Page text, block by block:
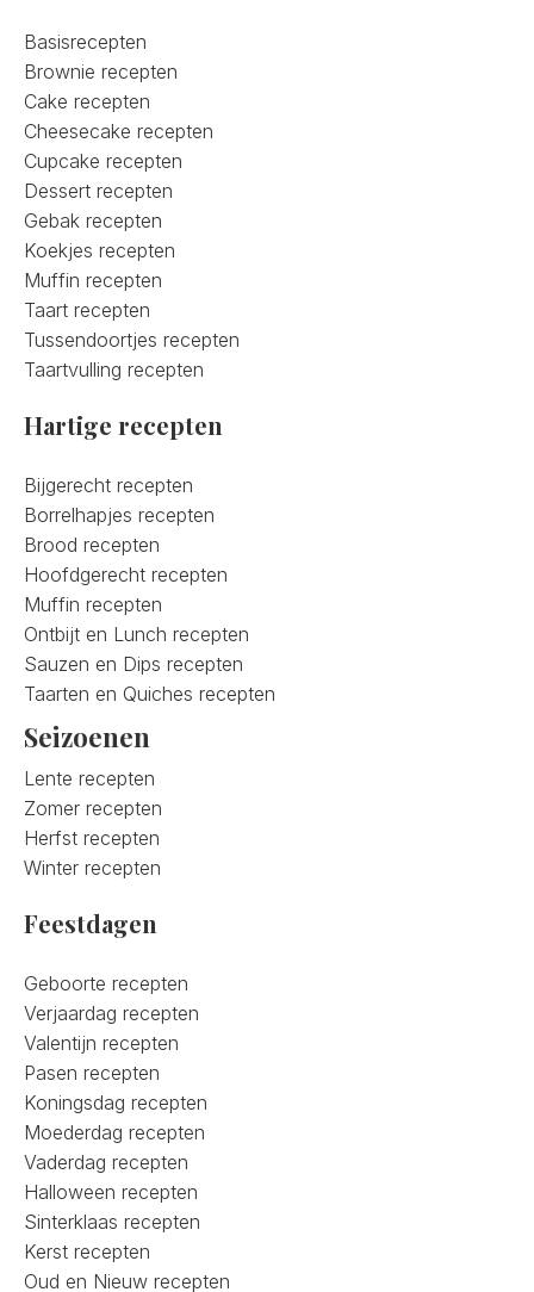
Basisrecepten
Brownie recepten
Cake recepten
Cheesecake recepten
Cupcake recepten
Dessert recepten
Gebak recepten
Koekjes recepten
Muffin recepten
Taart recepten
Tussendoortjes recepten
Taartvulling recepten
Hartige recepten
Bijgerecht recepten
Borrelhapjes recepten
Brood recepten
Hoofdgerecht recepten
Muffin recepten
Ontbijt en Lunch recepten
Sauzen en Dips recepten
Taarten en Quiches recepten
Seizoenen
Lente recepten
Zomer recepten
Herfst recepten
Winter recepten
Feestdagen
Geboorte recepten
Verjaardag recepten
Valentijn recepten
Pasen recepten
Koningsdag recepten
Moederdag recepten
Vaderdag recepten
Halloween recepten
Sinterklaas recepten
Kerst recepten
Oud en Nieuw recepten